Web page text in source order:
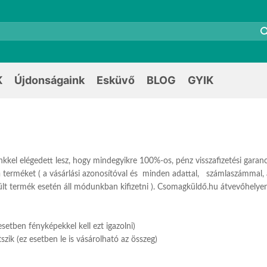
Újdonságaink Esküvő BLOG GYIK
elégedett lesz, hogy mindegyikre 100%-os, pénz visszafizetési
( a vásárlási azonosítóval és minden adattal,
termék esetén áll módunkban kifizetni ). Csomagküldő.hu
fényképekkel kell ezt igazolni)
(ez esetben le is vásárolható az összeg)